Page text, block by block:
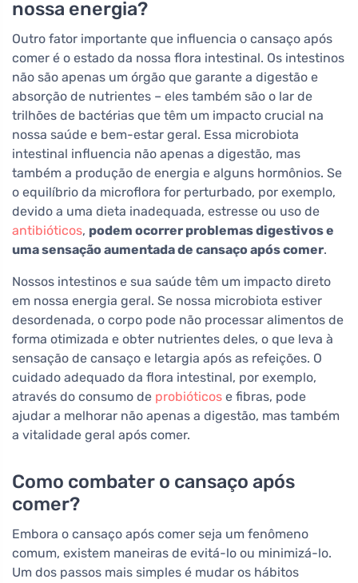
nossa energia?
Outro fator importante que influencia o cansaço após
comer é o estado da nossa flora intestinal. Os intestinos
não são apenas um órgão que garante a digestão e
absorção de nutrientes – eles também são o lar de
trilhões de bactérias que têm um impacto crucial na
nossa saúde e bem-estar geral. Essa microbiota
intestinal influencia não apenas a digestão, mas
também a produção de energia e alguns hormônios. Se
o equilíbrio da microflora for perturbado, por exemplo,
devido a uma dieta inadequada, estresse ou uso de
antibióticos, podem ocorrer problemas digestivos e
uma sensação aumentada de cansaço após comer.
Nossos intestinos e sua saúde têm um impacto direto
em nossa energia geral. Se nossa microbiota estiver
desordenada, o corpo pode não processar alimentos de
forma otimizada e obter nutrientes deles, o que leva à
sensação de cansaço e letargia após as refeições. O
cuidado adequado da flora intestinal, por exemplo,
através do consumo de probióticos e fibras, pode
ajudar a melhorar não apenas a digestão, mas também
a vitalidade geral após comer.
Como combater o cansaço após
comer?
Embora o cansaço após comer seja um fenômeno
comum, existem maneiras de evitá-lo ou minimizá-lo.
Um dos passos mais simples é mudar os hábitos